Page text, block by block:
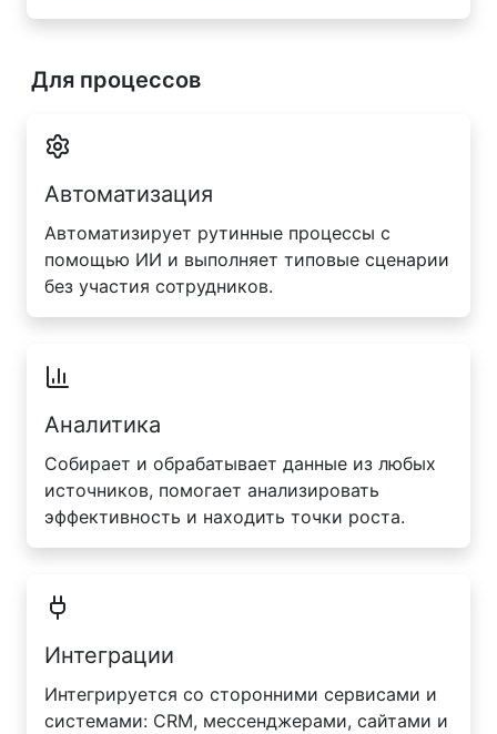
Для процессов
Автоматизация
Автоматизирует рутинные процессы с
помощью ИИ и выполняет типовые сценарии
без участия сотрудников.
Аналитика
Собирает и обрабатывает данные из любых
источников, помогает анализировать
эффективность и находить точки роста.
Интеграции
Интегрируется со сторонними сервисами и
системами: CRM, мессенджерами, сайтами и